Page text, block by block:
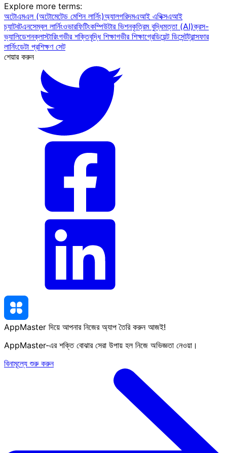
Explore more terms:
অটোএমএল (অটোমেটেড মেশিন লার্নিং)অ্যালগরিদমএআই এথিক্সএআই
চ্যাটবটএনসেম্বল লার্নিংওভারফিটিংকম্পিউটার ভিশনকৃত্রিম বুদ্ধিমত্তা (AI)ক্রস-
ভ্যালিডেশনক্লাস্টারিংগভীর শক্তিবৃদ্ধি শিক্ষাগভীর শিক্ষাগ্রেডিয়েন্ট ডিসেন্টট্রান্সফার
লার্নিংডেটা প্রশিক্ষণ সেট
শেয়ার করুন
AppMaster দিয়ে আপনার নিজের অ্যাপ তৈরি করুন আজই!
AppMaster-এর শক্তি বোঝার সেরা উপায় হল নিজে অভিজ্ঞতা নেওয়া।
বিনামূল্যে শুরু করুন